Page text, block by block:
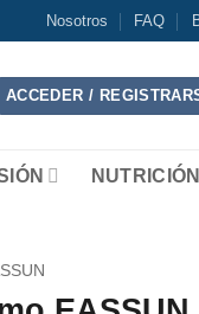
Nosotros FAQ
ACCEDER /
NUTRICIÓN